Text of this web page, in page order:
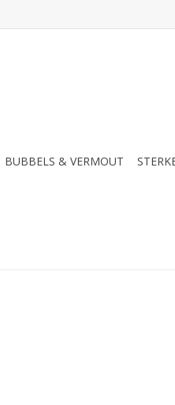
BUBBELS & VERMOUT